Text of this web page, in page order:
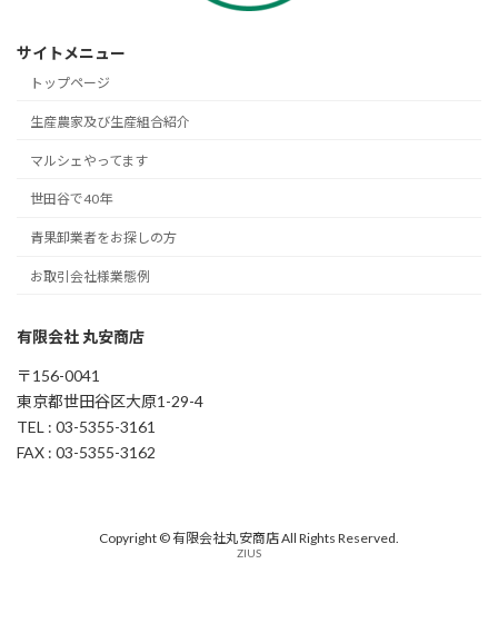
サイトメニュー
トップページ
生産農家及び生産組合紹介
マルシェやってます
世田谷で40年
青果卸業者をお探しの方
お取引会社様業態例
有限会社 丸安商店
〒156-0041
東京都世田谷区大原1-29-4
TEL : 03-5355-3161
FAX : 03-5355-3162
Copyright © 有限会社丸安商店 All Rights Reserved.
ZIUS